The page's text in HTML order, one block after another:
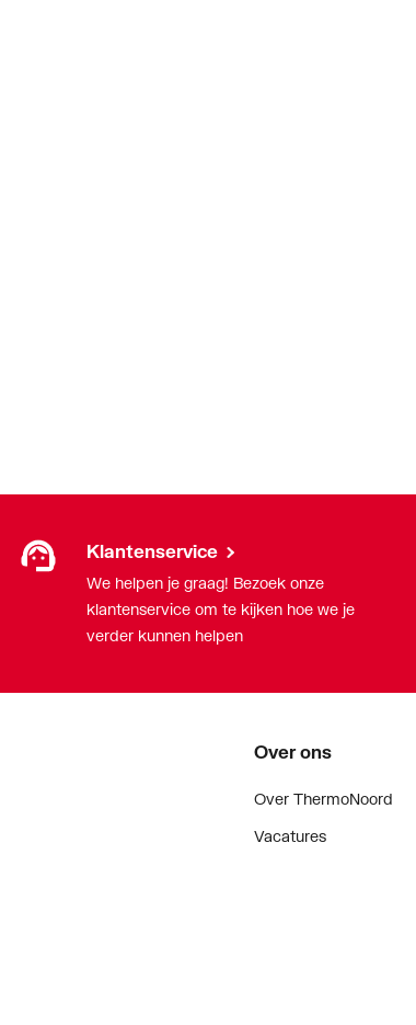
Klantenservice
We helpen je graag! Bezoek onze
klantenservice om te kijken hoe we je
verder kunnen helpen
Over ons
Over ThermoNoord
Vacatures